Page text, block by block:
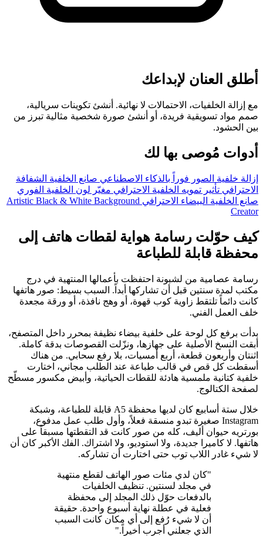
أطلق العنان لإبداعك
مع إزالة الخلفيات، الاحتمالات لا نهائية. أنشئ تكوينات سريالية،
صمم مواد تسويقية فريدة، أو أنشئ صورة شخصية مثالية تبرز من
بين الحشود.
أدوات مُوصى بها لك
إزالة خلفية الصور فوراً بالذكاء الاصطناعي صانع الخلفية الشفافة
الاحترافي تأثير تمويه الخلفية الاحترافي مغيّر لون الخلفية الفوري
صانع الخلفية البيضاء الاحترافي Artistic Black & White Background
Creator
كيف حوّلت رسامة هواية لقطات هاتف إلى
محفظة قابلة للطباعة
رسامة عصامية من لشبونة احتفظت بأعمالها المنتهية في درج
مكتب لمدة سنتين قبل أن تشاركها أبداً. السبب بسيط: صور هاتفها
كانت دائماً تلتقط زاوية كوب قهوة، أو وهج نافذة، أو ورقة مجعدة
خلف العمل الفني.
بدأت برفع كل لوحة على خلفية بيضاء نظيفة بمحرر داخل المتصفح،
أبقت النسخ الأصلية على جهازها، ونزّلت القصوصات بدقة كاملة.
اثنتان وأربعون قطعة، أربع أمسيات، بلا رفع سحابي. من هناك
أسقطت كل قص في قالب طباعة عند الطلب مجاني، اختارت
خلفية كتانية ملمسية هادئة للقطات الحياتية، وأبيض مكسور مسطّح
لصفحة الكتالوج.
خلال ستة أسابيع كان لديها محفظة A5 قابلة للطباعة، وشبكة
Instagram صغيرة تبدو منسقة فعلاً، وأول طلب عمل مدفوع،
بورتريه حيوان أليف، كله من صور كانت قد التقطتها مسبقاً على
هاتفها. لا كاميرا جديدة، ولا استوديو، ولا اشتراك. الفك الأكبر كان أن
لا شيء غادر اللاب توب حتى اختارت أن تشاركه.
"كان لدي مئات صور الهاتف لقطع منتهية
في مجلد لسنتين. تنظيف الخلفيات
بالدفعات حوّل ذلك المجلد إلى محفظة
فعلية في عطلة نهاية أسبوع واحدة. حقيقة
أن لا شيء رُفع إلى أي مكان كانت السبب
الذي جعلني أجرب أخيراً."